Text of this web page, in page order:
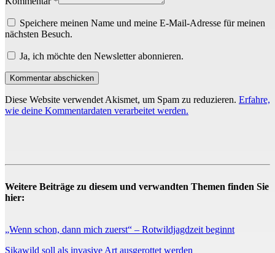
Speichere meinen Name und meine E-Mail-Adresse für meinen
nächsten Besuch.
Ja, ich möchte den Newsletter abonnieren.
Diese Website verwendet Akismet, um Spam zu reduzieren. Erfahre,
wie deine Kommentardaten verarbeitet werden.
Weitere Beiträge zu diesem und verwandten Themen finden Sie
hier:
„Wenn schon, dann mich zuerst“ – Rotwildjagdzeit beginnt
Sikawild soll als invasive Art ausgerottet werden